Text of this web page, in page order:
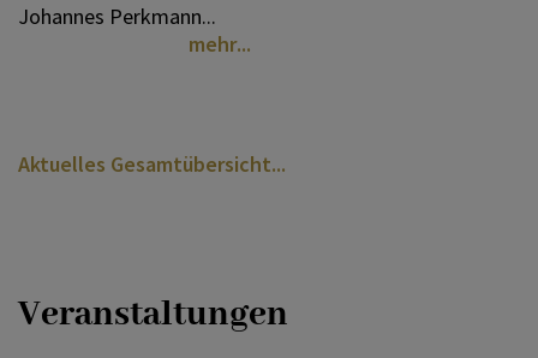
Johannes Perkmann...
mehr
Aktuelles Gesamtübersicht
Veranstaltungen